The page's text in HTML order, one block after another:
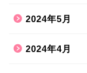
2024年5月
2024年4月